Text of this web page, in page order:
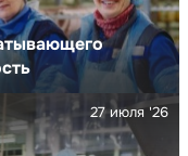
27 июля '26